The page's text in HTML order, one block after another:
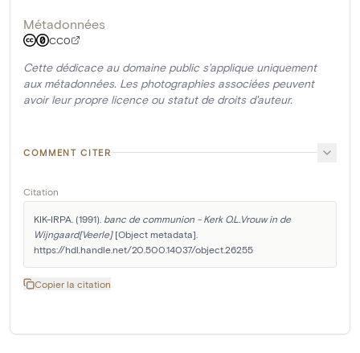
Métadonnées
CC0
Cette dédicace au domaine public s'applique uniquement
aux métadonnées. Les photographies associées peuvent
avoir leur propre licence ou statut de droits d'auteur.
COMMENT CITER
Citation
KIK-IRPA. (1991). banc de communion - Kerk O.L.Vrouw in de
Wijngaard[Veerle] [Object metadata].
https://hdl.handle.net/20.500.14037/object.26255
Copier la citation